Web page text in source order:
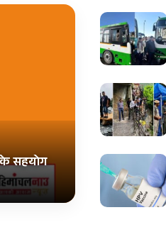
के सहयोग